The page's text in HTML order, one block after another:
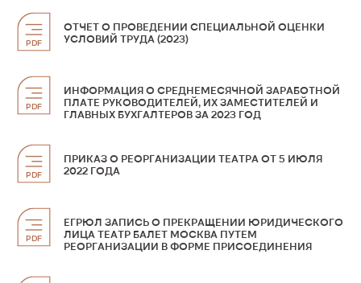
PDF
ОТЧЕТ О ПРОВЕДЕНИИ СПЕЦИАЛЬНОЙ ОЦЕНКИ
УСЛОВИЙ ТРУДА (2023)
PDF
ИНФОРМАЦИЯ О СРЕДНЕМЕСЯЧНОЙ ЗАРАБОТНОЙ
ПЛАТЕ РУКОВОДИТЕЛЕЙ, ИХ ЗАМЕСТИТЕЛЕЙ И
ГЛАВНЫХ БУХГАЛТЕРОВ ЗА 2023 ГОД
PDF
ПРИКАЗ О РЕОРГАНИЗАЦИИ ТЕАТРА ОТ 5 ИЮЛЯ
2022 ГОДА
PDF
ЕГРЮЛ ЗАПИСЬ О ПРЕКРАЩЕНИИ ЮРИДИЧЕСКОГО
ЛИЦА ТЕАТР БАЛЕТ МОСКВА ПУТЕМ
РЕОРГАНИЗАЦИИ В ФОРМЕ ПРИСОЕДИНЕНИЯ